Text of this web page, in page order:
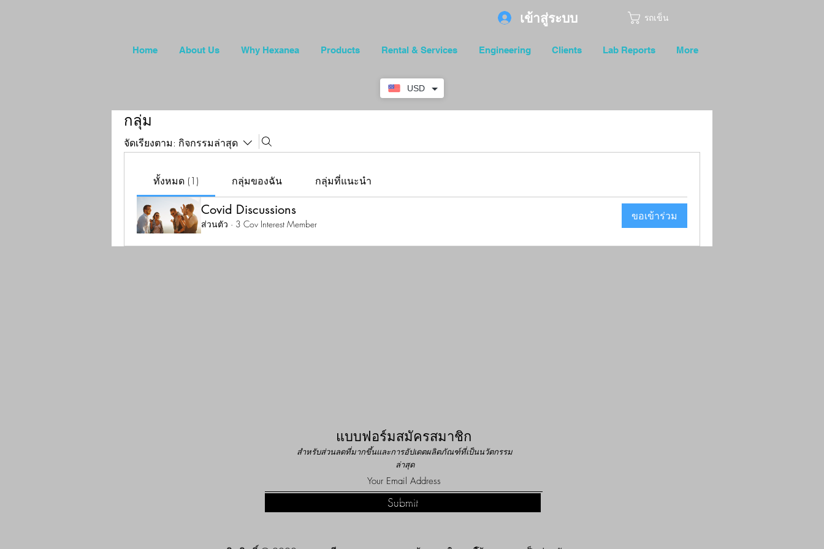
USD
เข้าสู่ระบบ รถเข็น
Home About Us Why Hexanea Products Rental & Services Engineering Clients Lab Reports More
กลุ่ม
จัดเรียงตาม: กิจกรรมล่าสุด
ทั้งหมด (1) กลุ่มของฉัน กลุ่มที่แนะนำ
Covid Discussions
ส่วนตัว · 3 Cov Interest Member
ขอเข้าร่วม
แบบฟอร์มสมัครสมาชิก
สำหรับส่วนลดที่มากขึ้นและการอัปเดตผลิตภัณฑ์ที่เป็นนวัตกรรม
ล่าสุด
Submit
Do Not Sell My Personal Information